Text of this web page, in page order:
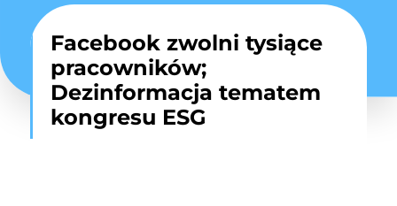
Facebook zwolni tysiące
pracowników;
Dezinformacja tematem
kongresu ESG